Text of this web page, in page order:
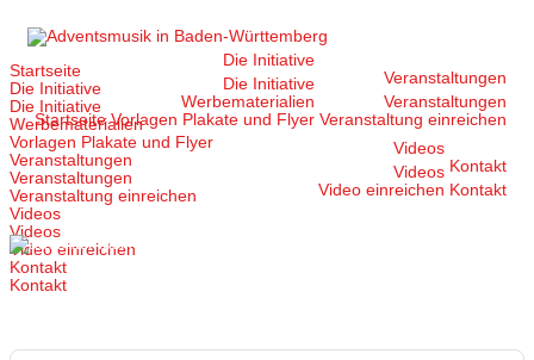
Inhalt
Startseite
Die Initiative
Die Initiative
Werbematerialien
Vorlagen Plakate und Flyer
Veranstaltungen
Veranstaltungen
Veranstaltung einreichen
Videos
Videos
Video einreichen
Kontakt
Kontakt
Startseite
Die Initiative
Die Initiative
Werbematerialien
Vorlagen Plakate und Flyer
Veranstaltungen
Veranstaltungen
Veranstaltung einreichen
Videos
Videos
Video einreichen
Kontakt
Kontakt